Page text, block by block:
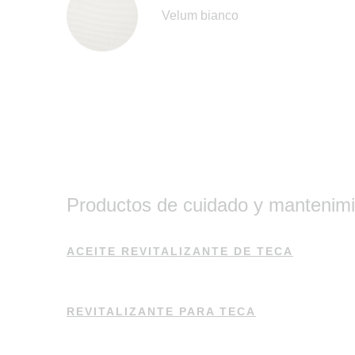
Velum bianco
Productos de cuidado y
ACEITE REVITALIZANTE DE TECA
REVITALIZANTE PARA TECA